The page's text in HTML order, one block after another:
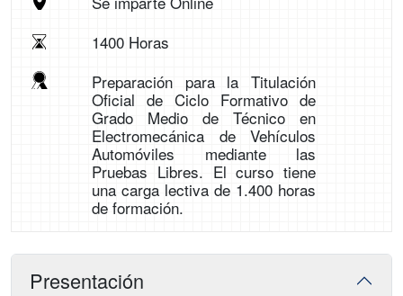
1400 Horas
Preparación para la Titulación
Oficial de Ciclo Formativo de
Grado Medio de Técnico en
Electromecánica de Vehículos
Automóviles mediante las
Pruebas Libres. El curso tiene
una carga lectiva de 1.400 horas
de formación.
Presentación